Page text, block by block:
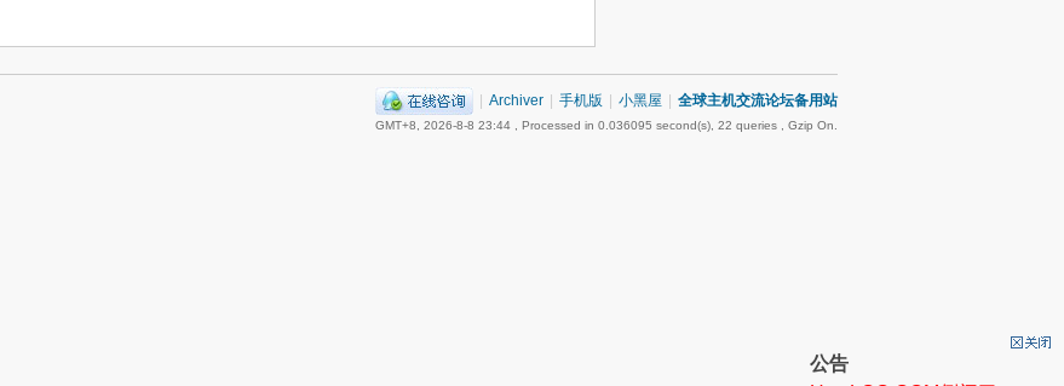
公告
| Archiver | 手机版 | 小黑屋 | 全球主机交流论坛备用站
GMT+8, 2026-8-8 23:44 , Processed in 0.036095 second(s), 22 queries , Gzip On.